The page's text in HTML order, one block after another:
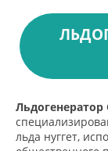
Льдогенератор
льда нуггет,